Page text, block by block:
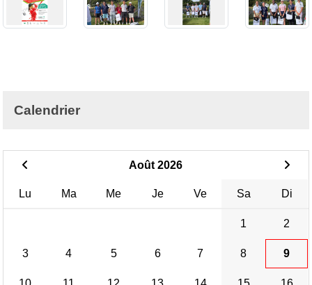
Calendrier
Août 2026
Lu Ma Me Je Ve Sa Di
1 2
3 4 5 6 7 8 9